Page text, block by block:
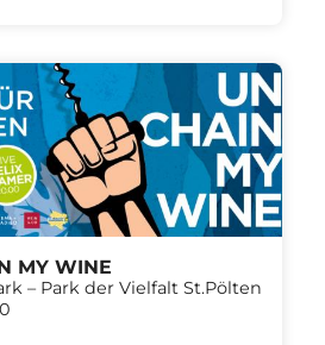
MY WINE
– Park der Vielfalt St.Pölten